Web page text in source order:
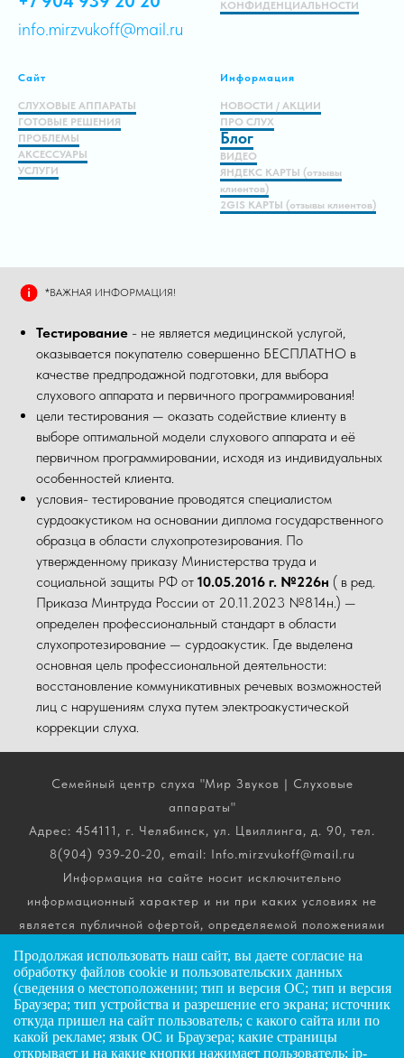
Продолжая использовать наш сайт, вы даете согласие на
обработку файлов cookie и пользовательских данных
(сведения о местоположении; тип и версия ОС; тип и версия
Браузера; тип устройства и разрешение его экрана; источник
откуда пришел на сайт пользователь; с какого сайта или по
какой рекламе; язык ОС и Браузера; какие страницы
открывает и на какие кнопки нажимает пользователь; ip-
info.mirzvukoff@mail.ru
КОНФИДЕНЦИАЛЬНОСТИ
Сайт
СЛУХОВЫЕ АППАРАТЫ
ГОТОВЫЕ РЕШЕНИЯ
ПРОБЛЕМЫ
АКСЕССУАРЫ
УСЛУГИ
Информация
НОВОСТИ / АКЦИИ
ПРО СЛУХ
Блог
ВИДЕО
ЯНДЕКС КАРТЫ (отзывы
клиентов)
2GIS КАРТЫ (отзывы клиентов)
*ВАЖНАЯ ИНФОРМАЦИЯ!
Тестирование - не является медицинской услугой,
оказывается покупателю совершенно БЕСПЛАТНО в
качестве предпродажной подготовки, для выбора
слухового аппарата и первичного программирования!
цели тестирования — оказать содействие клиенту в
выборе оптимальной модели слухового аппарата и её
первичном программировании, исходя из индивидуальных
особенностей клиента.
условия- тестирование проводятся специалистом
сурдоакустиком на основании диплома государственного
образца в области слухопротезирования. По
утвержденному приказу Министерства труда и
социальной защиты РФ от 10.05.2016 г. №226н ( в ред.
Приказа Минтруда России от 20.11.2023 №814н.) —
определен профессиональный стандарт в области
слухопротезирование — сурдоакустик. Где выделена
основная цель профессиональной деятельности:
восстановление коммуникативных речевых возможностей
лиц с нарушениям слуха путем электроакустической
коррекции слуха.
Семейный центр слуха "Мир Звуков | Слуховые
аппараты"
Адрес: 454111, г. Челябинск, ул. Цвиллинга, д. 90, тел.
8(904) 939-20-20, email: Info.mirzvukoff@mail.ru
Информация на сайте носит исключительно
информационный характер и ни при каких условиях не
является публичной офертой, определяемой положениями
ч. 2 ст. 437 Гражданского кодекса РФ. Получить
подробную информацию о стоимости, комплектации и
сроках выполнения услуг вы можете по телефону горячей
линии.